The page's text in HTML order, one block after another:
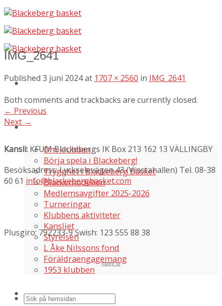
Skip
content
Om oss
Om klubben
Börja spela i Blackeberg!
Trygghet i Blackeberg Basket
Blackemodellen
Medlemsavgifter 2025-2026
Turneringar
Klubbens aktiviteter
Kansliet
Styrelsen
L Åke Nilssons fond
Föräldraengagemang
1953 klubben
Våra lag
IMG_2641
Published 3 juni 2024at 1707 × 2560 in IMG_2641
Both comments and trackbacks are currently closed.
← Previous
Next →
Kansli: KFUM Blackebergs IK Box 213 162 13 VÄLLINGBY
Besöksadress: Lyckselevägen 43 (Vinstahallen) Tel. 08-38
60 61 info@blackebergbasket.com
Plusgiro: 792233-9 Swish: 123 555 88 38
ipage.se